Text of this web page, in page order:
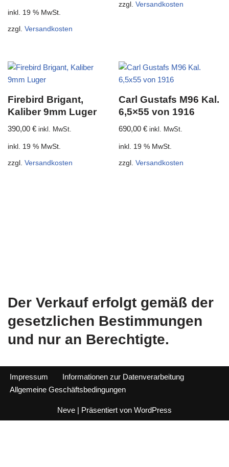
inkl. 19 % MwSt.
zzgl. Versandkosten
zzgl.Versandkosten
Firebird Brigant,
Kaliber 9mm Luger
390,00 € inkl. MwSt.
inkl. 19 % MwSt.
zzgl. Versandkosten
Carl Gustafs M96 Kal.
6,5×55 von 1916
690,00€ inkl. MwSt.
inkl. 19 % MwSt.
zzgl.Versandkosten
Der Verkauf erfolgt gemäß der
gesetzlichen Bestimmungen
und nur an Berechtigte.
Impressum
Informationen zur Datenverarbeitung
Allgemeine Geschäftsbedingungen
Neve | Präsentiert von WordPress